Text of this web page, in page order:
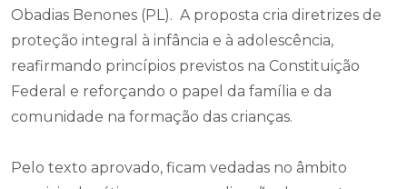
Obadias Benones (PL). A proposta cria diretrizes de
proteção integral à infância e à adolescência,
reafirmando princípios previstos na Constituição
Federal e reforçando o papel da família e da
comunidade na formação das crianças.
Pelo texto aprovado, ficam vedadas no âmbito